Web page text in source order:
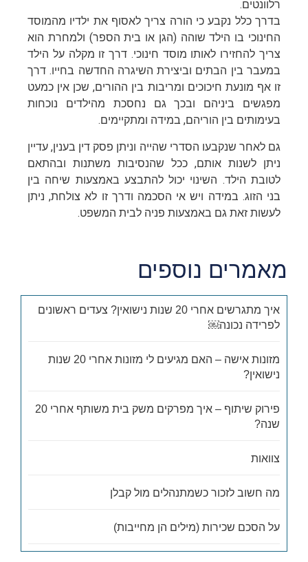
רלוונטים.
בדרך כלל נקבע כי הורה צריך לאסוף את ילדיו מהמוסד
החינוכי בו הילד שוהה (הגן או בית הספר) ולמחרת הוא
צריך להחזירו לאותו מוסד חינוכי. דרך זו מקלה על הילד
במעבר בין הבתים וביצירת השיגרה החדשה בחייו. דרך
זו אף מונעת חיכוכים ומריבות בין ההורים, שכן אין כמעט
מפגשים ביניהם ובכך גם נחסכת מהילדים נוכחות
בעימותים בין הוריהם, במידה ומתקיימים.
גם לאחר שנקבעו הסדרי שהייה וניתן פסק דין בענין, עדיין
ניתן לשנות אותם, ככל שהנסיבות משתנות ובהתאם
לטובת הילד. השינוי יכול להתבצע באמצעות שיחה בין
בני הזוג. במידה ויש אי הסכמה ודרך זו לא צולחת, ניתן
לעשות זאת גם באמצעות פניה לבית המשפט.
מאמרים נוספים
איך מתגרשים אחרי 20 שנות נישואין? צעדים ראשונים
לפרידה נכונה￼
מזונות אישה – האם מגיעים לי מזונות אחרי 20 שנות
נישואין?
פירוק שיתוף – איך מפרקים משק בית משותף אחרי 20
שנה?
צוואות
מה חשוב לזכור כשמתנהלים מול קבלן
על הסכם שכירות (מילים הן מחייבות)